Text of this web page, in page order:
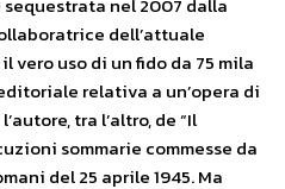
dell’attuale
vero uso di un fido da 75 mila
relativa a un’opera di
tra l’altro, de “Il
sommarie commesse da
del 25 aprile 1945. Ma